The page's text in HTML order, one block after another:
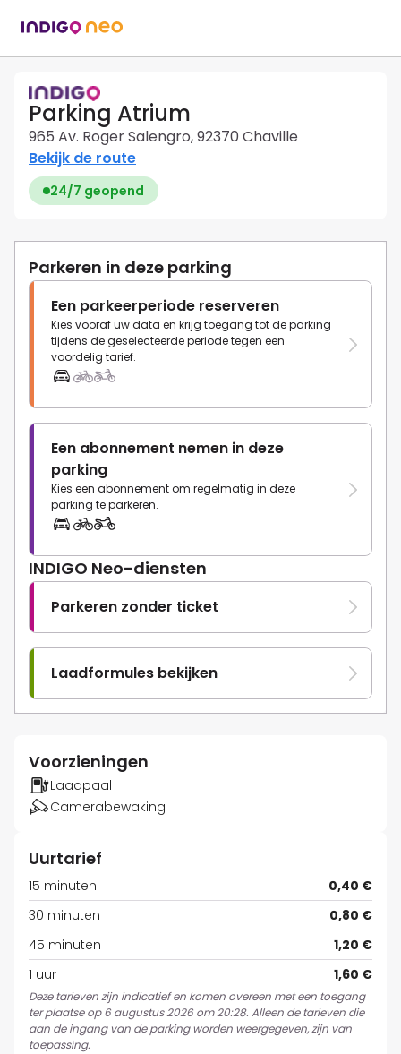
Parking Atrium
965 Av. Roger Salengro, 92370 Chaville
Bekijk de route
24/7 geopend
Parkeren in deze parking
Een parkeerperiode reserveren
Kies vooraf uw data en krijg toegang tot de parking
tijdens de geselecteerde periode tegen een
voordelig tarief.
Een abonnement nemen in deze
parking
Kies een abonnement om regelmatig in deze
parking te parkeren.
INDIGO Neo-diensten
Parkeren zonder ticket
Laadformules bekijken
Voorzieningen
Laadpaal
Camerabewaking
Uurtarief
15 minuten
0,40 €
30 minuten
0,80 €
45 minuten
1,20 €
1 uur
1,60 €
Deze tarieven zijn indicatief en komen overeen met een toegang
ter plaatse op 6 augustus 2026 om 20:28. Alleen de tarieven die
aan de ingang van de parking worden weergegeven, zijn van
toepassing.